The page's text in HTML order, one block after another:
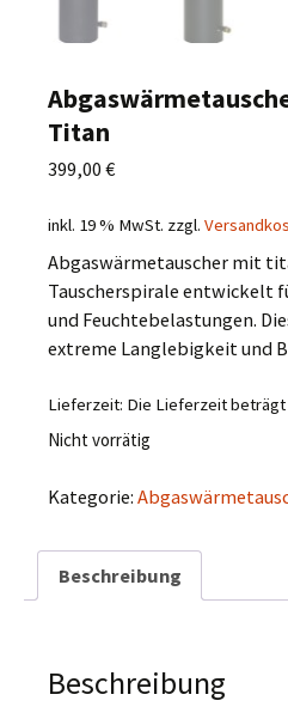
Titan
399,00 €
inkl. 19 % MwSt. zzgl.
Abgaswärmetauscher mit
Tauscherspirale entwickelt
und Feuchtebelastungen.
extreme Langlebigkeit und
Lieferzeit: Die Lieferzeit beträgt
Nicht vorrätig
Kategorie:
Beschreibung
Beschreibung